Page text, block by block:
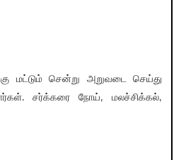
மட்டும் சென்று அறுவடை செய்து
சர்க்கரை நோய், மலச்சிக்கல்,